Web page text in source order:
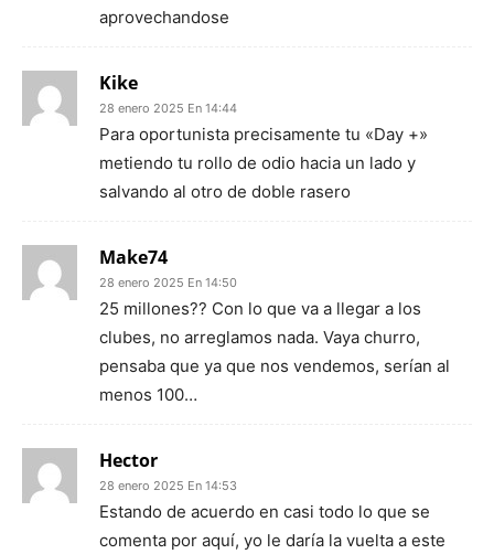
aprovechandose
Kike
28 enero 2025 En 14:44
Para oportunista precisamente tu «Day +»
metiendo tu rollo de odio hacia un lado y
salvando al otro de doble rasero
Make74
28 enero 2025 En 14:50
25 millones?? Con lo que va a llegar a los
clubes, no arreglamos nada. Vaya churro,
pensaba que ya que nos vendemos, serían al
menos 100…
Hector
28 enero 2025 En 14:53
Estando de acuerdo en casi todo lo que se
comenta por aquí, yo le daría la vuelta a este